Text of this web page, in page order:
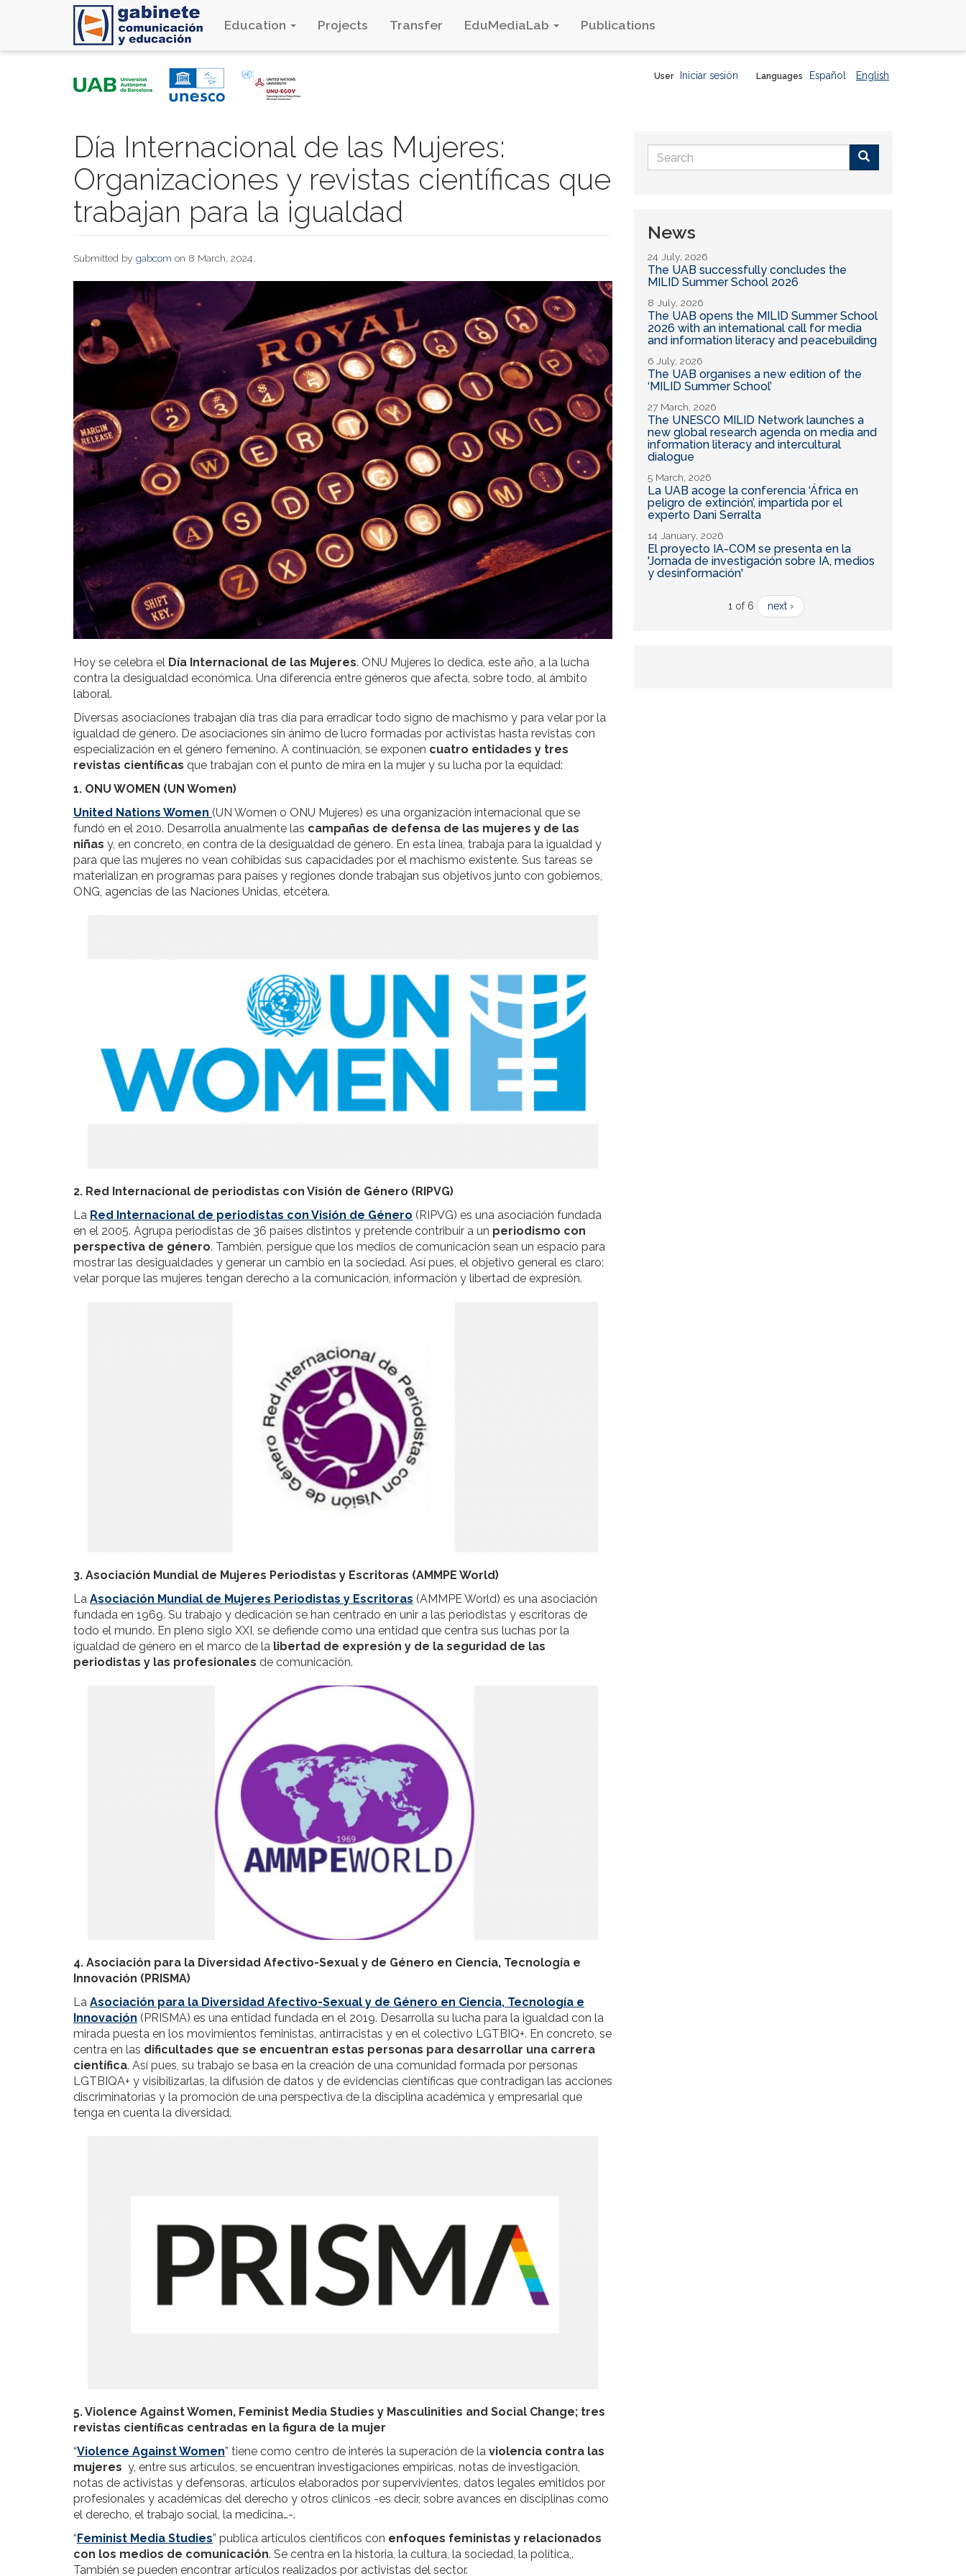
Education Projects Transfer EduMediaLab Publications
Languages Español English
User Iniciar sesión
Día Internacional de las Mujeres:
Organizaciones y revistas científicas que
trabajan para la igualdad
Submitted by gabcom on 8 March, 2024.
Hoy se celebra el Día Internacional de las Mujeres. ONU Mujeres lo dedica, este año, a la lucha
contra la desigualdad económica. Una diferencia entre géneros que afecta, sobre todo, al ámbito
laboral.
Diversas asociaciones trabajan día tras día para erradicar todo signo de machismo y para velar por la
igualdad de género. De asociaciones sin ánimo de lucro formadas por activistas hasta revistas con
especialización en el género femenino. A continuación, se exponen cuatro entidades y tres
revistas científicas que trabajan con el punto de mira en la mujer y su lucha por la equidad:
1. ONU WOMEN (UN Women)
United Nations Women (UN Women o ONU Mujeres) es una organización internacional que se
fundó en el 2010. Desarrolla anualmente las campañas de defensa de las mujeres y de las
niñas y, en concreto, en contra de la desigualdad de género. En esta línea, trabaja para la igualdad y
para que las mujeres no vean cohibidas sus capacidades por el machismo existente. Sus tareas se
materializan en programas para países y regiones donde trabajan sus objetivos junto con gobiernos,
ONG, agencias de las Naciones Unidas, etcétera.
2. Red Internacional de periodistas con Visión de Género (RIPVG)
La Red Internacional de periodistas con Visión de Género (RIPVG) es una asociación fundada
en el 2005. Agrupa periodistas de 36 países distintos y pretende contribuir a un periodismo con
perspectiva de género. También, persigue que los medios de comunicación sean un espacio para
mostrar las desigualdades y generar un cambio en la sociedad. Así pues, el objetivo general es claro:
velar porque las mujeres tengan derecho a la comunicación, información y libertad de expresión.
3. Asociación Mundial de Mujeres Periodistas y Escritoras (AMMPE World)
La Asociación Mundial de Mujeres Periodistas y Escritoras (AMMPE World) es una asociación
fundada en 1969. Su trabajo y dedicación se han centrado en unir a las periodistas y escritoras de
todo el mundo. En pleno siglo XXI, se defiende como una entidad que centra sus luchas por la
igualdad de género en el marco de la libertad de expresión y de la seguridad de las
periodistas y las profesionales de comunicación.
4. Asociación para la Diversidad Afectivo-Sexual y de Género en Ciencia, Tecnología e
Innovación (PRISMA)
La Asociación para la Diversidad Afectivo-Sexual y de Género en Ciencia, Tecnología e
Innovación (PRISMA) es una entidad fundada en el 2019. Desarrolla su lucha para la igualdad con la
mirada puesta en los movimientos feministas, antirracistas y en el colectivo LGTBIQ+. En concreto, se
centra en las dificultades que se encuentran estas personas para desarrollar una carrera
científica. Así pues, su trabajo se basa en la creación de una comunidad formada por personas
LGTBIQA+ y visibilizarlas, la difusión de datos y de evidencias científicas que contradigan las acciones
discriminatorias y la promoción de una perspectiva de la disciplina académica y empresarial que
tenga en cuenta la diversidad.
5. Violence Against Women, Feminist Media Studies y Masculinities and Social Change; tres
revistas científicas centradas en la figura de la mujer
“Violence Against Women” tiene como centro de interés la superación de la violencia contra las
mujeres y, entre sus artículos, se encuentran investigaciones empíricas, notas de investigación,
notas de activistas y defensoras, artículos elaborados por supervivientes, datos legales emitidos por
profesionales y académicas del derecho y otros clínicos -es decir, sobre avances en disciplinas como
el derecho, el trabajo social, la medicina…-.
“Feminist Media Studies” publica artículos científicos con enfoques feministas y relacionados
con los medios de comunicación. Se centra en la historia, la cultura, la sociedad, la política,.
También se pueden encontrar artículos realizados por activistas del sector.
Search
form
News
24 July, 2026
The UAB successfully concludes the
MILID Summer School 2026
8 July, 2026
The UAB opens the MILID Summer School
2026 with an international call for media
and information literacy and peacebuilding
6 July, 2026
The UAB organises a new edition of the
‘MILID Summer School’
27 March, 2026
The UNESCO MILID Network launches a
new global research agenda on media and
information literacy and intercultural
dialogue
5 March, 2026
La UAB acoge la conferencia ‘África en
peligro de extinción’, impartida por el
experto Dani Serralta
14 January, 2026
El proyecto IA-COM se presenta en la
'Jornada de investigación sobre IA, medios
y desinformación'
1 of 6 next ›